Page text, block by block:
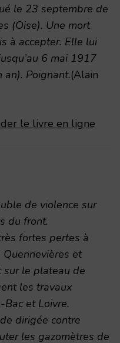
le 23 septembre de
(Oise). Une mort
à accepter. Elle lui
6 mai 1917
an). Poignant.(Alain
le livre en ligne
de violence sur
du front.
fortes pertes à
Quennevières et
le plateau de
les travaux
et Loivre.
dirigée contre
les gazomètres de